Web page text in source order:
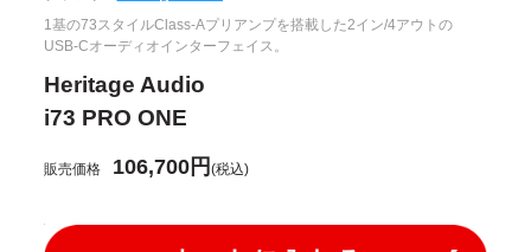
1基の73スタイルClass-Aプリアンプを搭載した2イン/4アウトの
USB-Cオーディオインターフェイス。
Heritage Audio
i73 PRO ONE
販売価格 106,700円(税込)